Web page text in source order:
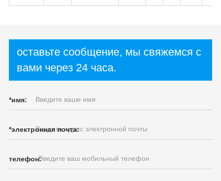
оставьте сообщение, мы свяжемся с
вами через 24 часа.
*имя:
*электронная почта:
телефон: